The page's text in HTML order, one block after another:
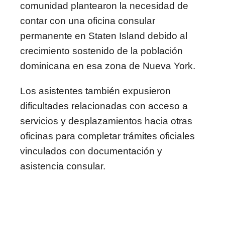
comunidad plantearon la necesidad de
contar con una oficina consular
permanente en Staten Island debido al
crecimiento sostenido de la población
dominicana en esa zona de Nueva York.
Los asistentes también expusieron
dificultades relacionadas con acceso a
servicios y desplazamientos hacia otras
oficinas para completar trámites oficiales
vinculados con documentación y
asistencia consular.